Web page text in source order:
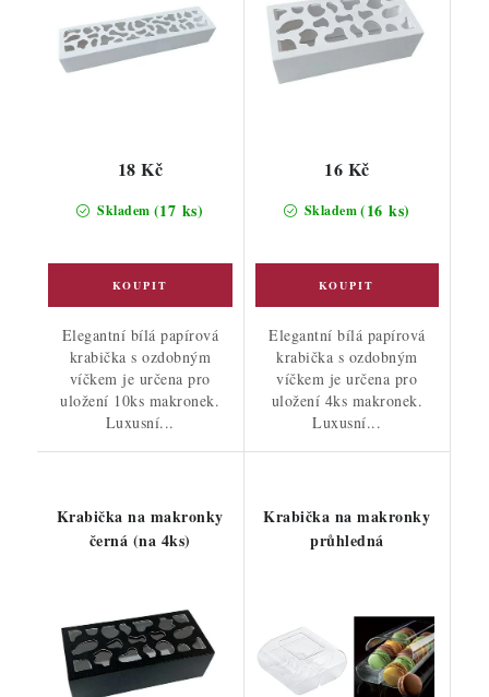
Skladem (17 ks)
18 Kč
Elegantní bílá papírová
krabička s ozdobným
víčkem je určena pro
uložení 10ks makronek.
Luxusní...
Skladem(16 ks)
16 Kč
Elegantní bílá papírová
krabička s ozdobným
víčkem je určena pro
uložení 4ks makronek.
Luxusní...
Krabička na makronky
černá (na 4ks)
Krabička na makronky
průhledná